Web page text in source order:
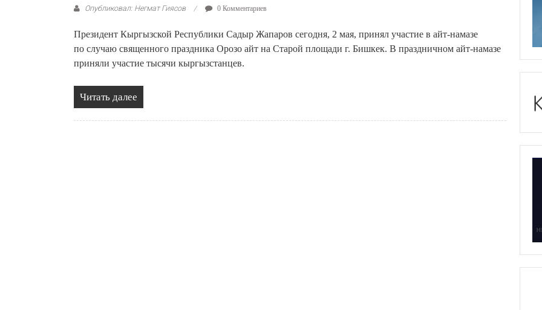
Опубликовал: Негмат Гиясов 0 Комментариев
Президент Кыргызской Республики Садыр Жапаров сегодня, 2 мая, принял участие в айт-намазе
по случаю священного праздника Орозо айт на Старой площади г. Бишкек. В праздничном айт-намазе
приняли участие тысячи кыргызстанцев.
Читать далее